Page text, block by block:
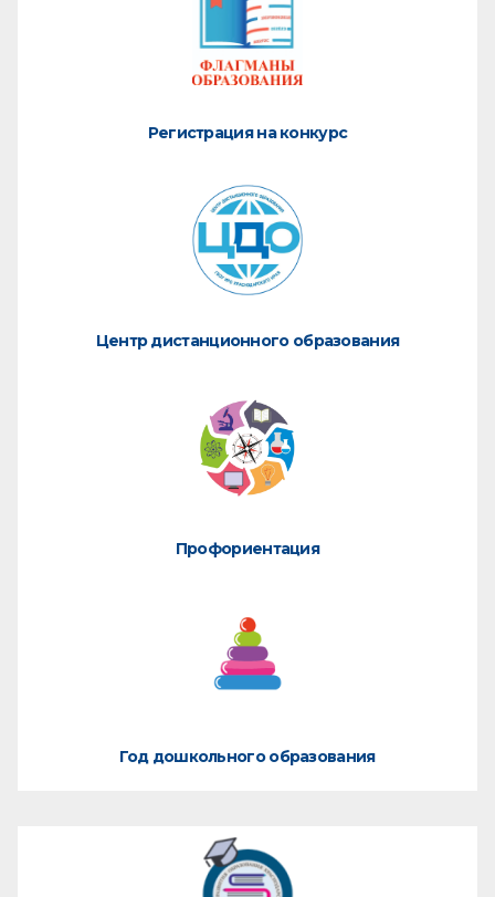
Регистрация на конкурс
Центр дистанционного образования
Профориентация
Год дошкольного образования